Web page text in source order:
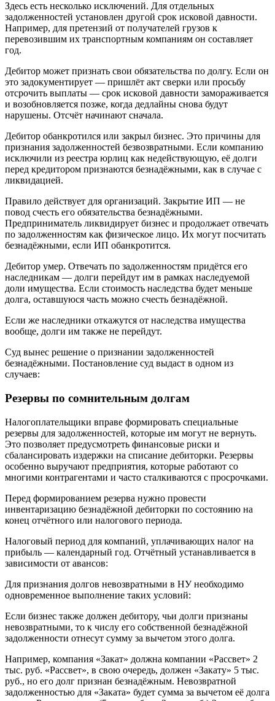
Здесь есть несколько исключений. Для отдельных
задолженностей установлен другой срок исковой давности.
Например, для претензий от получателей грузов к
перевозившим их транспортным компаниям он составляет
год.
Дебитор может признать свои обязательства по долгу. Если он
это задокументирует — пришлёт акт сверки или просьбу
отсрочить выплаты — срок исковой давности замораживается
и возобновляется позже, когда дедлайны снова будут
нарушены. Отсчёт начинают сначала.
Дебитор обанкротился или закрыл бизнес. Это причины для
признания задолженностей безвозвратными. Если компанию
исключили из реестра юрлиц как недействующую, её долги
перед кредитором признаются безнадёжными, как в случае с
ликвидацией.
Правило действует для организаций. Закрытие ИП — не
повод счесть его обязательства безнадёжными.
Предприниматель ликвидирует бизнес и продолжает отвечать
по задолженностям как физическое лицо. Их могут посчитать
безнадёжными, если ИП обанкротится.
Дебитор умер. Отвечать по задолженностям придётся его
наследникам — долги перейдут им в рамках наследуемой
доли имущества. Если стоимость наследства будет меньше
долга, оставшуюся часть можно счесть безнадёжной.
Если же наследники откажутся от наследства имущества
вообще, долги им также не перейдут.
Суд вынес решение о признании задолженностей
безнадёжными. Постановление суд выдаст в одном из
случаев:
Резервы по сомнительным долгам
Налогоплательщики вправе формировать специальные
резервы для задолженностей, которые им могут не вернуть.
Это позволяет предусмотреть финансовые риски и
сбалансировать издержки на списание дебиторки. Резервы
особенно выручают предприятия, которые работают со
многими контрагентами и часто сталкиваются с просрочками.
Перед формированием резерва нужно провести
инвентаризацию безнадёжной дебиторки по состоянию на
конец отчётного или налогового периода.
Налоговый период для компаний, уплачивающих налог на
прибыль — календарный год. Отчётный устанавливается в
зависимости от авансов:
Для признания долгов невозвратными в НУ необходимо
одновременное выполнение таких условий:
Если бизнес также должен дебитору, чьи долги признаны
невозвратными, то к числу его собственной безнадёжной
задолженности отнесут сумму за вычетом этого долга.
Например, компания «Закат» должна компании «Рассвет» 2
тыс. руб. «Рассвет», в свою очередь, должен «Закату» 5 тыс.
руб., но его долг признан безнадёжным. Невозвратной
задолженностью для «Заката» будет сумма за вычетом её долга